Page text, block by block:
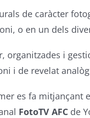
de caràcter
o en un dels
i
i de revelat
es fa mitjançant
FotoTV AFCde